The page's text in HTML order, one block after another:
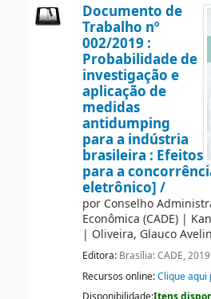
Documento de
Trabalho nº
002/2019 :
Probabilidade de
investigação e
aplicação de
medidas
antidumping
para a indústria
brasileira : Efeitos
para a
eletrônico] /
por Conselho
Econômica (CADE)|
| Oliveira, Glauco
Editora: Brasília: CADE, 2019
Recursos online:Clique aqui